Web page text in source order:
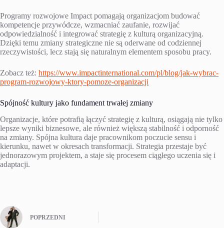
Programy rozwojowe Impact pomagają organizacjom budować
kompetencje przywódcze, wzmacniać zaufanie, rozwijać
odpowiedzialność i integrować strategię z kulturą organizacyjną.
Dzięki temu zmiany strategiczne nie są oderwane od codziennej
rzeczywistości, lecz stają się naturalnym elementem sposobu pracy.
Zobacz też: https://www.impactinternational.com/pl/blog/jak-wybrac-
program-rozwojowy-ktory-pomoze-organizacji
Spójność kultury jako fundament trwałej zmiany
Organizacje, które potrafią łączyć strategię z kulturą, osiągają nie tylko
lepsze wyniki biznesowe, ale również większą stabilność i odporność
na zmiany. Spójna kultura daje pracownikom poczucie sensu i
kierunku, nawet w okresach transformacji. Strategia przestaje być
jednorazowym projektem, a staje się procesem ciągłego uczenia się i
adaptacji.
POPRZEDNI